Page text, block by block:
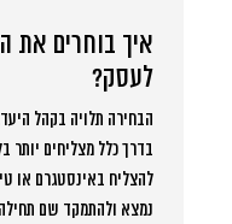
איך בוחרים את
לעסק?
להצליח באינסטגרם או
נמצא ולהתמקד שם